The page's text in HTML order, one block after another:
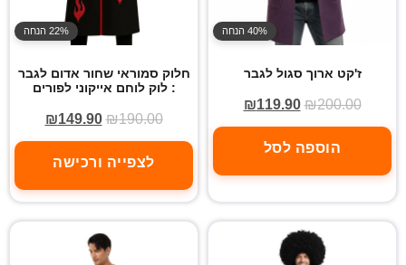
40% הנחה
ז'קט ארוך סגול לגבר
₪200.00
₪119.90
הוספה לסל
22% הנחה
חלוק סמוראי שחור אדום לגבר
: לוק לוחם אייקוני לפורים
₪190.00
₪149.90
לצפייה ורכישה